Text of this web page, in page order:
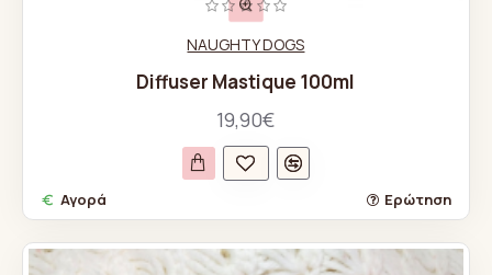
NAUGHTY DOGS
Diffuser Mastique 100ml
19,90€
Αγορά Ερώτηση